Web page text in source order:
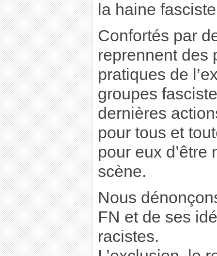
la haine
Confortés par
reprennent des
pratiques de
groupes
dernières
pour tous et
pour eux d’être
scène.
Nous
FN et de ses
racistes.